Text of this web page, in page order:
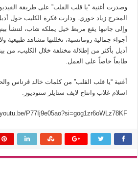
وصدرت أغنية “يا قلب القلب” على طريقة
المخرج زياد خوري. ودارت فكرة الكليب حول
وإلى جانبها يقع مربط خيل يملكه شاب، لتنشأ
أجواء جمالية رومانسية، تخللتها مشاهد طبيعية
أديل بأكثر من إطلالة مختلفة خلال الكليب،
طابعاً خاصاً على العمل.
أغنية “يا قلب القلب” من كلمات خالد ڤرناس
اسلام غلاب وانتاج لايف ستايلز ستوديوز.
P77Ij9e05ao?si=gog1zr6oWLz78KF_